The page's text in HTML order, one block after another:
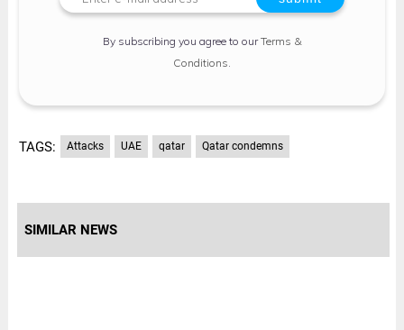
By subscribing you agree to ourTerms &
Conditions
TAGS: Attacks UAE qatar​ Qatar condemns
SIMILAR NEWS